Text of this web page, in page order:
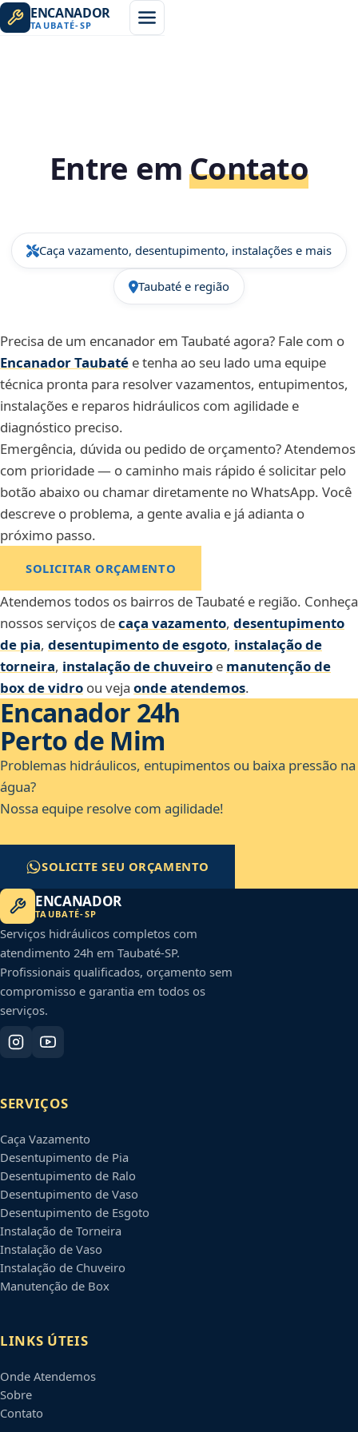
ENCANADOR
TAUBATÉ-SP
Entre emContato
Caça vazamento, desentupimento, instalações e mais
Taubaté e região
Precisa de um encanador em Taubaté agora? Fale com o
Encanador Taubaté e tenha ao seu lado uma equipe
técnica pronta para resolver vazamentos, entupimentos,
instalações e reparos hidráulicos com agilidade e
diagnóstico preciso.
Emergência, dúvida ou pedido de orçamento? Atendemos
com prioridade — o caminho mais rápido é solicitar pelo
botão abaixo ou chamar diretamente no WhatsApp. Você
descreve o problema, a gente avalia e já adianta o
próximo passo.
SOLICITAR ORÇAMENTO
Atendemos todos os bairros de Taubaté e região. Conheça
nossos serviços decaça vazamento, desentupimento
de pia, desentupimento de esgoto, instalação de
torneira, instalação de chuveiro e manutenção de
box de vidro ou veja onde atendemos.
Encanador 24h
Perto de Mim
Problemas hidráulicos, entupimentos ou baixa pressão na
água?
Nossa equipe resolve com agilidade!
SOLICITE SEU ORÇAMENTO
ENCANADOR
TAUBATÉ-SP
Serviços hidráulicos completos com
atendimento 24h em Taubaté-SP.
Profissionais qualificados, orçamento sem
compromisso e garantia em todos os
serviços.
SERVIÇOS
Caça Vazamento
Desentupimento de Pia
Desentupimento de Ralo
Desentupimento de Vaso
Desentupimento de Esgoto
Instalação de Torneira
Instalação de Vaso
Instalação de Chuveiro
Manutenção de Box
LINKS ÚTEIS
Onde Atendemos
Sobre
Contato